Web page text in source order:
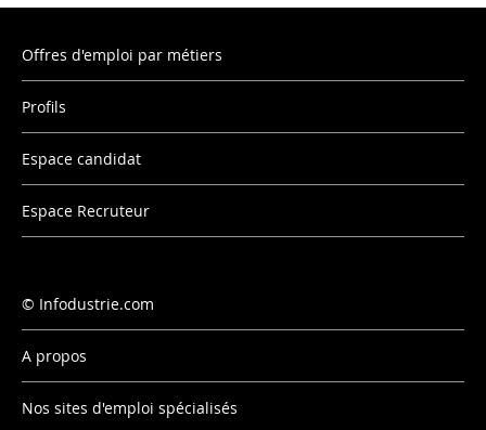
Offres d'emploi par métiers
Profils
Espace candidat
Espace Recruteur
Infodustrie.com
A propos
Nos sites d'emploi spécialisés